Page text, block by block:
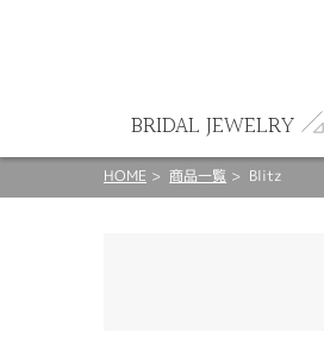
BRIDAL JEWELRY
HOME 商品一覧 Blitz